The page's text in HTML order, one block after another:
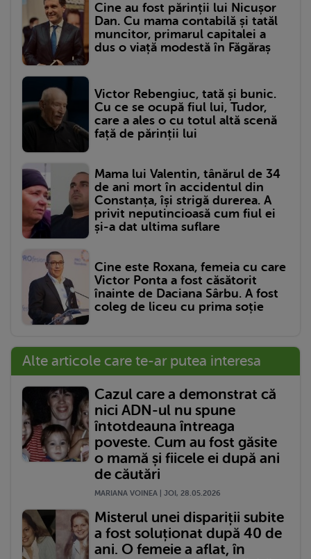
Cine au fost părinții lui Nicușor
Dan. Cu mama contabilă și tatăl
muncitor, primarul capitalei a
dus o viață modestă în Făgăraș
Victor Rebengiuc, tată și bunic.
Cu ce se ocupă fiul lui, Tudor,
care a ales o cu totul altă scenă
față de părinții lui
Mama lui Valentin, tânărul de 34
de ani mort în accidentul din
Constanța, își strigă durerea. A
privit neputincioasă cum fiul ei
și-a dat ultima suflare
Cine este Roxana, femeia cu care
Victor Ponta a fost căsătorit
înainte de Daciana Sârbu. A fost
coleg de liceu cu prima soție
Alte articole care te-ar putea interesa
Cazul care a demonstrat că
nici ADN-ul nu spune
întotdeauna întreaga
poveste. Cum au fost găsite
o mamă și fiicele ei după ani
de căutări
MARIANA VOINEA | JOI, 28.05.2026
Misterul unei dispariții subite
a fost soluționat după 40 de
ani. O femeie a aflat, în